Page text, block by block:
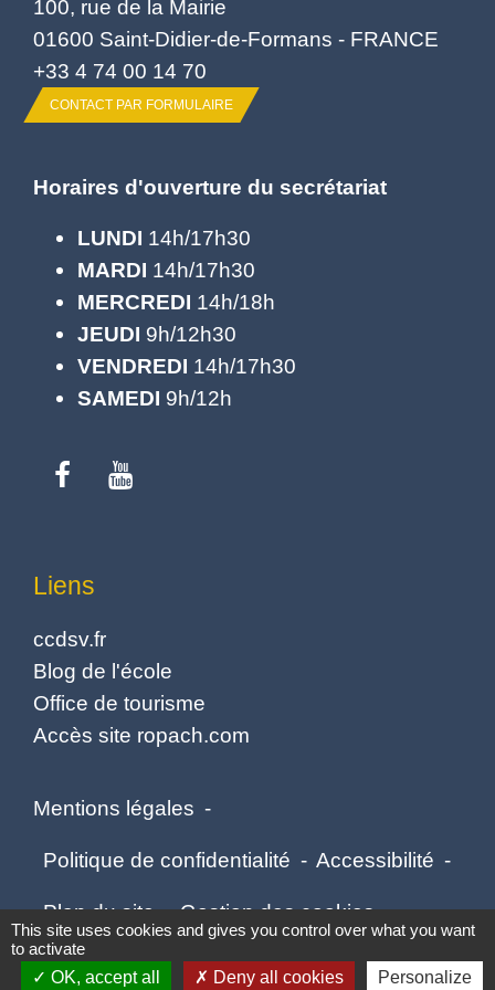
100, rue de la Mairie
01600 Saint-Didier-de-Formans - FRANCE
+33 4 74 00 14 70
CONTACT PAR FORMULAIRE
Horaires d'ouverture du secrétariat
LUNDI 14h/17h30
MARDI 14h/17h30
MERCREDI 14h/18h
JEUDI 9h/12h30
VENDREDI 14h/17h30
SAMEDI 9h/12h
Liens
ccdsv.fr
Blog de l'école
Office de tourisme
Accès site ropach.com
Mentions légales -
Politique de confidentialité - Accessibilité -
Plan du site - Gestion des cookies
Site créé en partenariat avec Réseau des Communes
This site uses cookies and gives you control over what you want
to activate
OK, accept all
Deny all cookies Personalize